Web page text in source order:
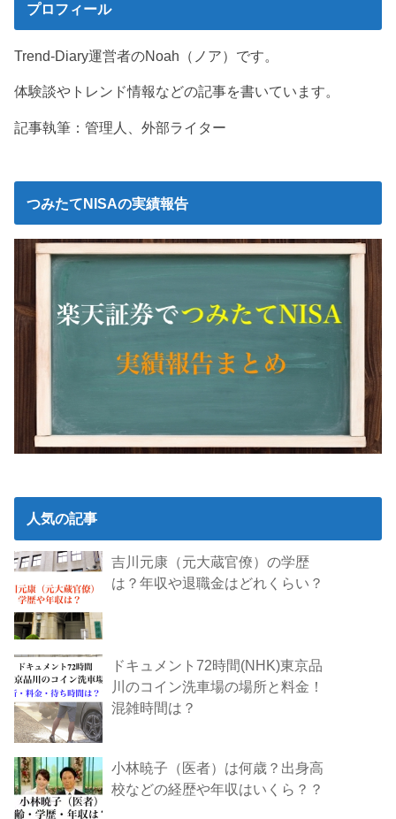
プロフィール
Trend-Diary運営者のNoah（ノア）です。
体験談やトレンド情報などの記事を書いています。
記事執筆：管理人、外部ライター
つみたてNISAの実績報告
人気の記事
吉川元康（元大蔵官僚）の学歴
は？年収や退職金はどれくらい？
ドキュメント72時間(NHK)東京品
川のコイン洗車場の場所と料金！
混雑時間は？
小林暁子（医者）は何歳？出身高
校などの経歴や年収はいくら？？